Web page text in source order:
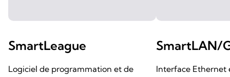
SmartLeague
Logiciel de programmation et de
SmartLAN/
Interface